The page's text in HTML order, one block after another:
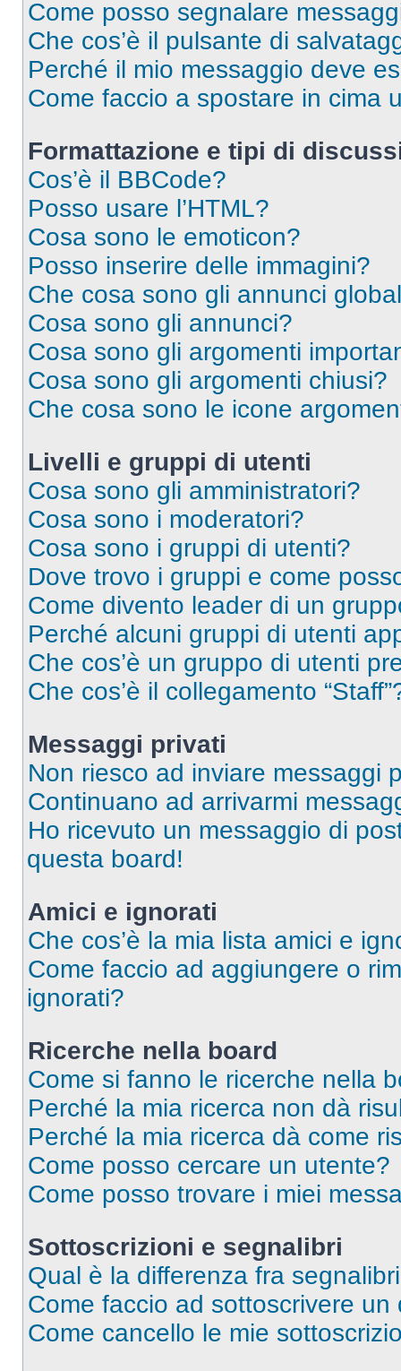
Come posso segnalare
Che cos’è il pulsante di
Perché il mio messaggio deve
Come faccio a spostare in cima
Formattazione e tipi di
Cos’è il BBCode?
Posso usare l’HTML?
Cosa sono le emoticon?
Posso inserire delle immagini?
Che cosa sono gli annunci
Cosa sono gli annunci?
Cosa sono gli argomenti
Cosa sono gli argomenti chiusi?
Che cosa sono le icone
Livelli e gruppi di utenti
Cosa sono gli amministratori?
Cosa sono i moderatori?
Cosa sono i gruppi di utenti?
Dove trovo i gruppi e come
Come divento leader di un
Perché alcuni gruppi di utenti
Che cos’è un gruppo di utenti
Che cos’è il collegamento
Messaggi privati
Non riesco ad inviare messaggi
Continuano ad arrivarmi
Ho ricevuto un messaggio di
questa board!
Amici e ignorati
Che cos’è la mia lista amici e
Come faccio ad aggiungere o
ignorati?
Ricerche nella board
Come si fanno le ricerche nella
Perché la mia ricerca non dà
Perché la mia ricerca dà come
Come posso cercare un utente?
Come posso trovare i miei
Sottoscrizioni e segnalibri
Qual è la differenza fra
Come faccio ad sottoscrivere
Come cancello le mie